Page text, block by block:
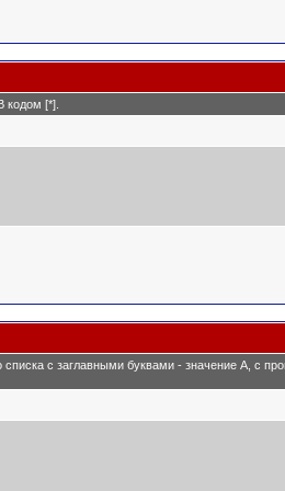
кодом [*].
с заглавными буквами - значение A, с